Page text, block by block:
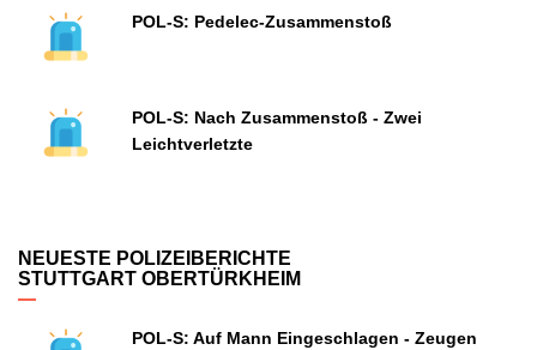
POL-S: Pedelec-Zusammenstoß
POL-S: Nach Zusammenstoß - Zwei
Leichtverletzte
NEUESTE POLIZEIBERICHTE
STUTTGART OBERTÜRKHEIM
POL-S: Auf Mann Eingeschlagen - Zeugen